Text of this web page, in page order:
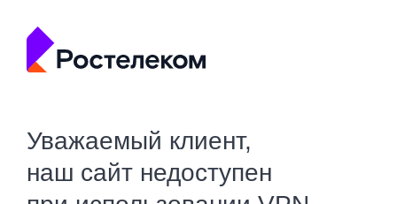
Уважаемый клиент,
наш сайт недоступен